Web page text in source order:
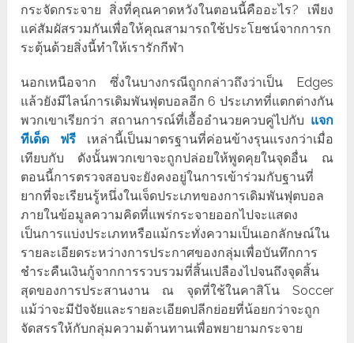
กระจัดกระจาย สิ่งที่คุณคาดหวังในตอนนี้คืออะไร? เพียง
แค่สัมผัสรวมกันเพื่อให้คุณสามารถใช้ประโยชน์จากการก
ระตุ้นด้วยสิ่งนี้ทำให้เรารักกีฬา
นอกเหนือจาก ซึ่งในบางกรณีถูกกล่าวถึงว่าเป็น Edges
แล้วยังมีไลน์การเดิมพันฟุตบอลอีก 6 ประเภทที่แตกต่างกัน
พวกเขาเรียกว่า สถานการณ์ที่เอื้ออำนวยควบคู่ไปกับ แจก
ทีเด็ด ฟรี เหล่านี้เป็นมาตรฐานที่ค่อนข้างรุนแรงกว่าเมื่อ
เทียบกับ ดังนั้นพวกเขาจะถูกปล่อยให้พูดคุยในจุดอื่น ณ
ตอนนี้การตรวจสอบจะยังคงอยู่ในการเข้าร่วมกับฐานที่
ยากที่จะเรียนรู้หนึ่งในเจ็ดประเภทของการเดิมพันฟุตบอล
ภายในข้อมูลความคิดที่แพร่กระจายออกไปจะแสดง
เป็นการแบ่งประเภทหรือแม้กระทั่งความเป็นเอกลักษณ์ใน
รายละเอียดระหว่างการประกาศของกลุ่มเพื่อบันทึกการ
ชำระคืนเงินกู้จากการรวบรวมที่สิ้นเปลืองไปจนถึงจุดสิ้น
สุดของการประสานงาน ณ จุดที่ใช้ในคาสิโน Soccer
แม้ว่าจะมีปัจจัยและรายละเอียดปลีกย่อยที่น้อยกว่าจะถูก
จัดสรรให้กับกลุ่มความต้านทานเพื่อพยายามกระจาย